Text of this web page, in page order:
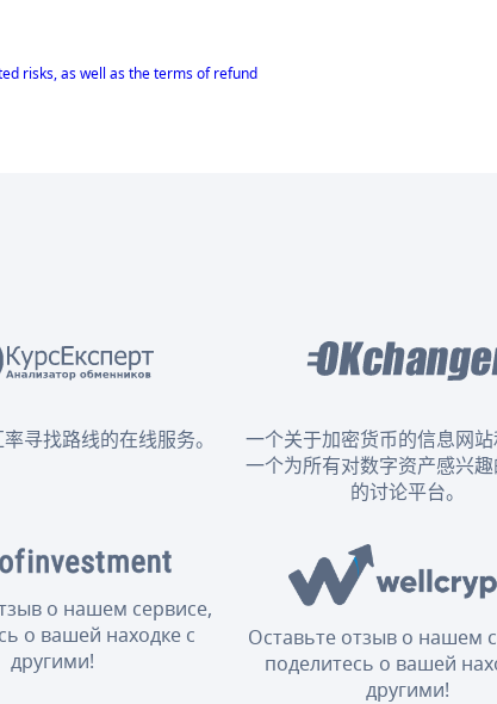
risks, as well as the terms of refund
寻找路线的在线服务。
一个关于加密货币的信息网站
一个为所有对数字资产感兴
的讨论平台。
о нашем сервисе,
о вашей находке с
другими!
Оставьте отзыв о нашем
поделитесь о вашей
другими!